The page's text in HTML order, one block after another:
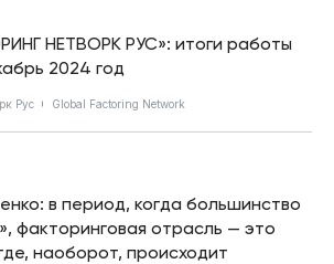
НЕТВОРК РУС»: итоги работы
2024 год
Рус Global Factoring Network
в период, когда большинство
факторинговая отрасль — это
наоборот, происходит